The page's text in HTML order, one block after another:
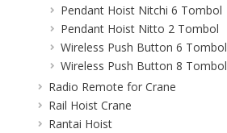
Pendant Hoist Nitchi 6 Tombol
Pendant Hoist Nitto 2 Tombol
Wireless Push Button 6 Tombol
Wireless Push Button 8 Tombol
Radio Remote for Crane
Rail Hoist Crane
Rantai Hoist